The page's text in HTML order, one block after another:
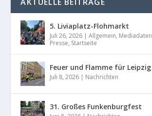
5. Liviaplatz-Flohmarkt
Juli 26, 2026 |Allgemein, Mediadaten
Presse, Startseite
Feuer und Flamme für Leipzig
Juli 8, 2026 | Nachrichten
31. Großes Funkenburgfest